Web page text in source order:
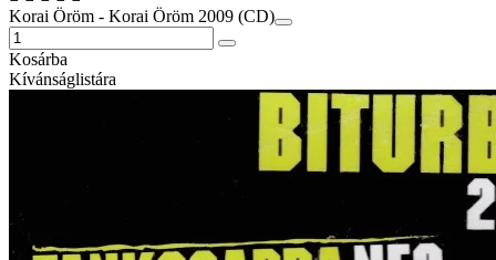
Korai Öröm - Korai Öröm 2009 (CD)
Kosárba
Kívánságlistára